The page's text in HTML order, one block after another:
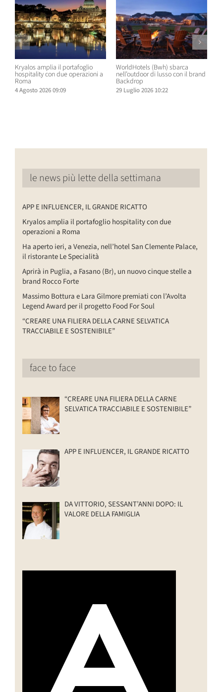
Kryalos amplia il portafoglio
hospitality con due operazioni a
Roma
4 Agosto 2026 09:09
WorldHotels (Bwh) sbarca
nell’outdoor di lusso con il brand
Backdrop
29 Luglio 2026 10:22
le news più lette della settimana
APP E INFLUENCER, IL GRANDE RICATTO
Kryalos amplia il portafoglio hospitality con due
operazioni a Roma
Ha aperto ieri, a Venezia, nell’hotel San Clemente Palace,
il ristorante Le Specialità
Aprirà in Puglia, a Fasano (Br), un nuovo cinque stelle a
brand Rocco Forte
Massimo Bottura e Lara Gilmore premiati con l’Avolta
Legend Award per il progetto Food For Soul
“CREARE UNA FILIERA DELLA CARNE SELVATICA
TRACCIABILE E SOSTENIBILE”
face to face
“CREARE UNA FILIERA DELLA CARNE
SELVATICA TRACCIABILE E SOSTENIBILE”
APP E INFLUENCER, IL GRANDE RICATTO
DA VITTORIO, SESSANT’ANNI DOPO: IL
VALORE DELLA FAMIGLIA